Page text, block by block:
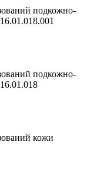
подкожно-
подкожно-
кожи